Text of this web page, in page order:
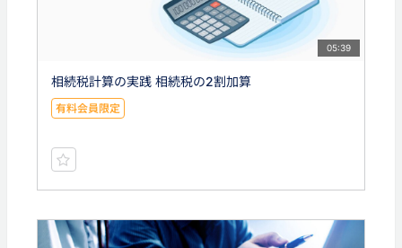
05:39
相続税計算の実践 相続税の2割加算
有料会員限定